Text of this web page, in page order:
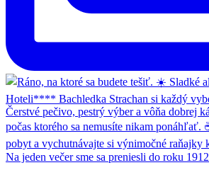
Na jeden večer sme sa preniesli do roku